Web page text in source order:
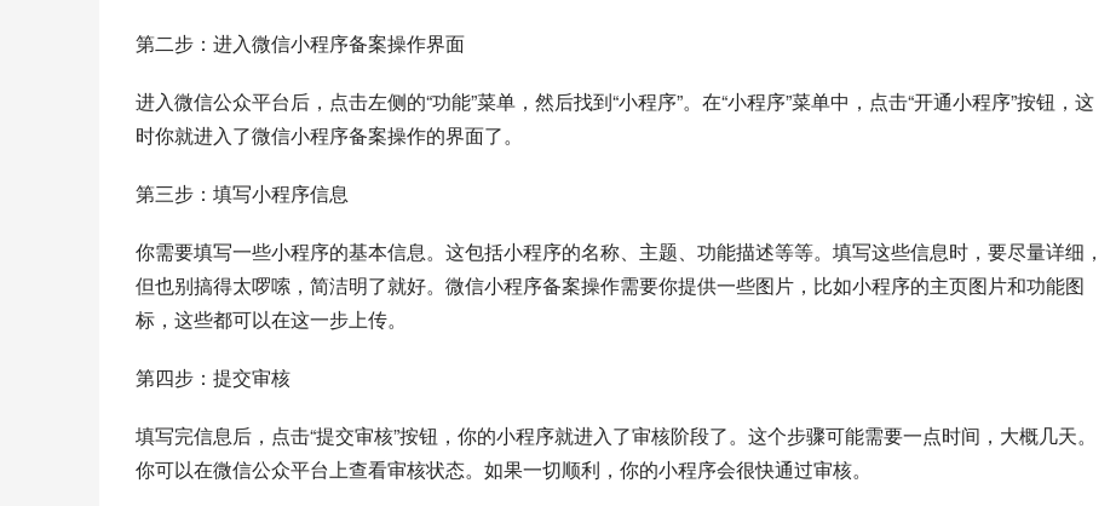
第二步：进入微信小程序备案操作界面
进入微信公众平台后，点击左侧的“功能”菜单，然后找到“小程序”。在“小程序”菜单中，点击“开通小程序”按钮，这
时你就进入了微信小程序备案操作的界面了。
第三步：填写小程序信息
你需要填写一些小程序的基本信息。这包括小程序的名称、主题、功能描述等等。填写这些信息时，要尽量详细，
但也别搞得太啰嗦，简洁明了就好。微信小程序备案操作需要你提供一些图片，比如小程序的主页图片和功能图
标，这些都可以在这一步上传。
第四步：提交审核
填写完信息后，点击“提交审核”按钮，你的小程序就进入了审核阶段了。这个步骤可能需要一点时间，大概几天。
你可以在微信公众平台上查看审核状态。如果一切顺利，你的小程序会很快通过审核。